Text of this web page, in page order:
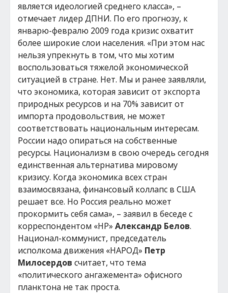
является идеологией среднего класса», –
отмечает лидер ДПНИ. По его прогнозу, к
январю-февралю 2009 года кризис охватит
более широкие слои населения. «При этом нас
нельзя упрекнуть в том, что мы хотим
воспользоваться тяжелой экономической
ситуацией в стране. Нет. Мы и ранее заявляли,
что экономика, которая зависит от экспорта
природных ресурсов и на 70% зависит от
импорта продовольствия, не может
соответствовать национальным интересам.
России надо опираться на собственные
ресурсы. Национализм в свою очередь сегодня
единственная альтернатива мировому
кризису. Когда экономика всех стран
взаимосвязана, финансовый коллапс в США
решает все. Но Россия реально может
прокормить себя сама», – заявил в беседе с
корреспондентом «НР» Александр Белов.
Национал-коммунист, председатель
исполкома движения «НАРОД» Петр
Милосердов считает, что тема
«политического ангажемента» офисного
планктона не так проста.